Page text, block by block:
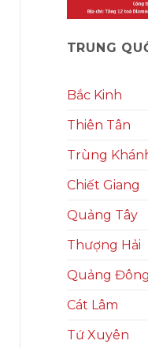
TRUNG
Bắc Kinh
Thiên Tân
Trùng
Chiết Giang
Quảng Tây
Thượng Hải
Quảng Đông
Cát Lâm
Tứ Xuyên